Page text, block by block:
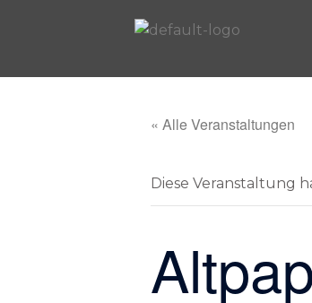
« Alle Veranstaltungen
Diese Veranstaltung